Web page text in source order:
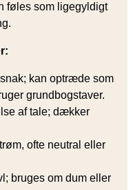
føles som ligegyldigt
kan optræde som
grundbogstaver.
af tale; dækker
ofte neutral eller
bruges om dum eller